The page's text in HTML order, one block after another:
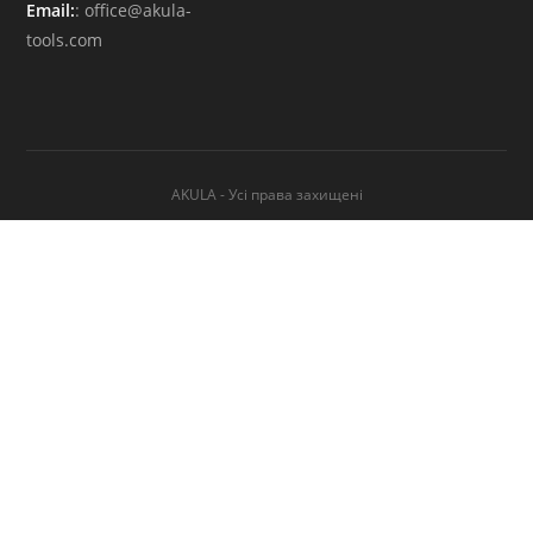
Email::office@akula-
tools.com
AKULA - Усі права захищені